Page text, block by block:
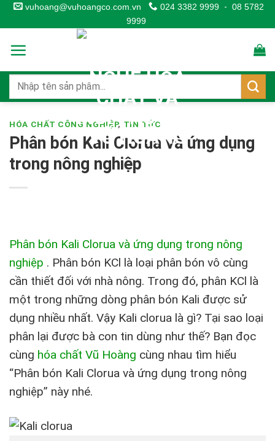
Skip
to
content
vuhoang@vuhoangco.com.vn 024 3382 9999 - 08 5782
9999
HÓA CHẤT CÔNG NGHIỆP, TIN TỨC
Phân bón Kali Clorua và ứng dụng
trong nông nghiệp
Phân bón Kali Clorua và ứng dụng trong nông
nghiệp . Phân bón KCl là loại phân bón vô cùng
cần thiết đối với nhà nông. Trong đó, phân KCl là
một trong những dòng phân bón Kali được sử
dụng nhiều nhất. Vậy Kali clorua là gì? Tại sao loại
phân lại được bà con tin dùng như thế? Bạn đọc
cùng hóa chất Vũ Hoàng cùng nhau tìm hiểu
“Phân bón Kali Clorua và ứng dụng trong nông
nghiệp” này nhé.